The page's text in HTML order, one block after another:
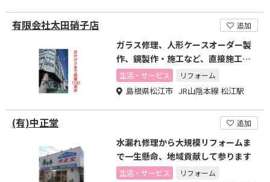
有限会社太田硝子店 追加
ガラス修理、人形ケースオーダー製
作、鏡製作・施工など、直接施工で
確かな技術をお届けします
生活・サービス リフォーム
島根県松江市 JR山陰本線 松江駅
(有)中正堂 追加
水漏れ修理から大規模リフォームま
で一生懸命、地域貢献して参ります
生活・サービス リフォーム